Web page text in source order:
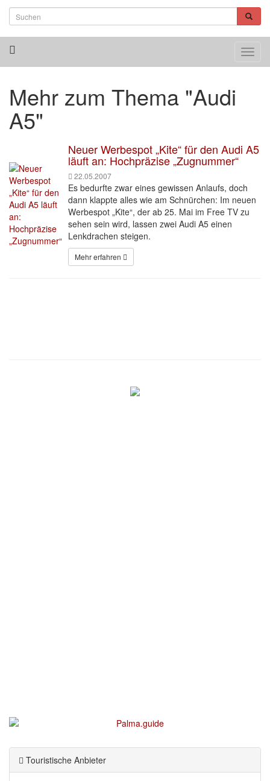
Mehr zum Thema "Audi
A5"
Neuer Werbespot „Kite“ für den Audi A5
läuft an: Hochpräzise „Zugnummer“
22.05.2007
Es bedurfte zwar eines gewissen Anlaufs, doch
dann klappte alles wie am Schnürchen: Im neuen
Werbespot „Kite“, der ab 25. Mai im Free TV zu
sehen sein wird, lassen zwei Audi A5 einen
Lenkdrachen steigen.
Mehr erfahren
Touristische Anbieter